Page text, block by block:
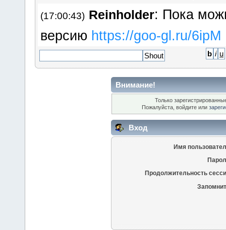
(17:00:43) Reinholder: Пока
версию https://goo​-gl.ru/6ipM
Внимание!
Только
Пожалуйста, войдите или
Вход
Имя
Продолжительность